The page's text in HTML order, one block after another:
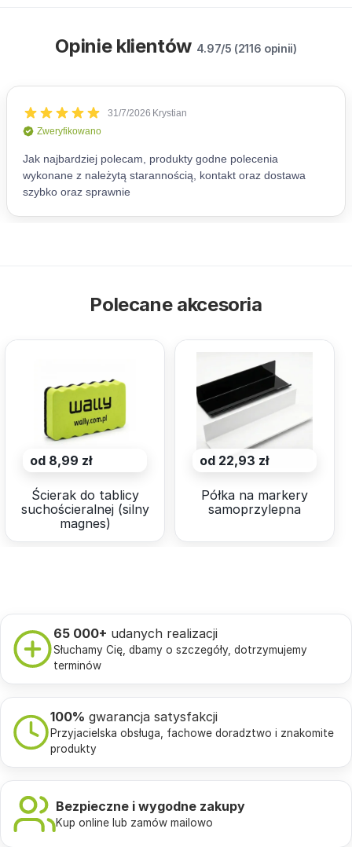
Opinie klientów 4.97/5 (2116 opinii)
Polecane akcesoria
od 8,99 zł
Ścierak do tablicy
suchościeralnej (silny
magnes)
od 22,93 zł
Półka na markery
samoprzylepna
65 000+ udanych realizacji
Słuchamy Cię, dbamy o szczegóły, dotrzymujemy
terminów
100% gwarancja satysfakcji
Przyjacielska obsługa, fachowe doradztwo i znakomite
produkty
Bezpieczne i wygodne zakupy
Kup online lub zamów mailowo